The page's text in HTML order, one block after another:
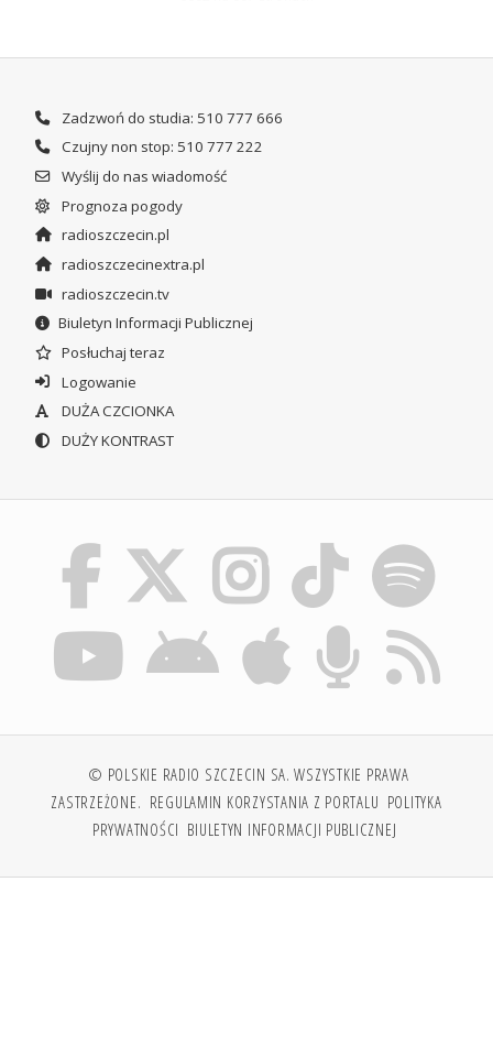
Zadzwoń do studia: 510 777 666
Czujny non stop: 510 777 222
Wyślij do nas wiadomość
Prognoza pogody
radioszczecin.pl
radioszczecinextra.pl
radioszczecin.tv
Biuletyn Informacji Publicznej
Posłuchaj teraz
Logowanie
DUŻA CZCIONKA
DUŻY KONTRAST
© POLSKIE RADIO SZCZECIN SA. WSZYSTKIE PRAWA
ZASTRZEŻONE. REGULAMIN KORZYSTANIA Z PORTALU POLITYKA
PRYWATNOŚCI BIULETYN INFORMACJI PUBLICZNEJ